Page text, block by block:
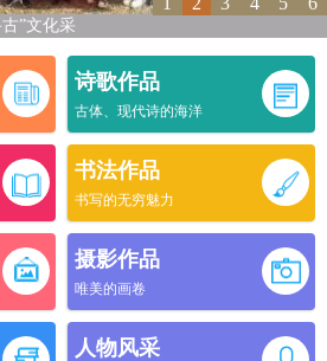
”文化采
诗歌作品
古体、现代诗的海洋
书法作品
书写的无穷魅力
摄影作品
唯美的画卷
人物风采